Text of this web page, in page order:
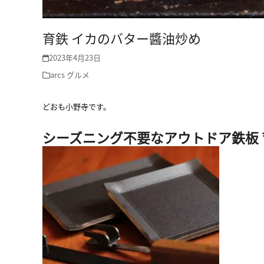
育鉄 イカのバター醬油炒め
2023年4月23日
arcs グルメ
どおも小野寺です。
シーズニング不要なアウトドア鉄板